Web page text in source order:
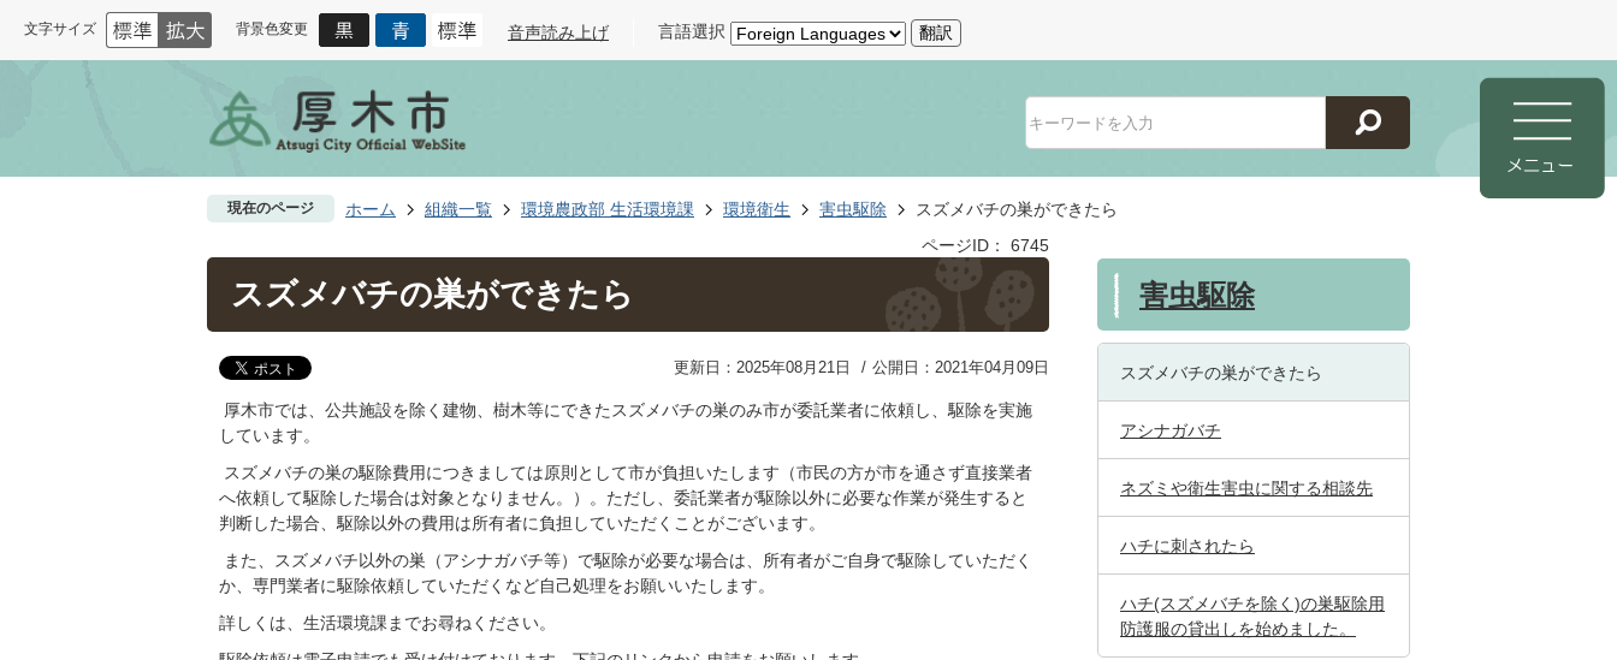
文字サイズ 背景色変更 音声読み上げ 言語選択 翻訳
現在のページ ホーム 組織一覧 環境農政部 生活環境課 環境衛生 害虫駆除
スズメバチの巣ができたら
ページID：
6745
スズメバチの巣ができたら
更新日：2025年08月21日 公開日：2021年04月09日
厚木市では、公共施設を除く建物、樹木等にできたスズメバチの巣のみ市が委託業者に依頼し、駆除を実施
しています。
スズメバチの巣の駆除費用につきましては原則として市が負担いたします（市民の方が市を通さず直接業者
へ依頼して駆除した場合は対象となりません。）。ただし、委託業者が駆除以外に必要な作業が発生すると
判断した場合、駆除以外の費用は所有者に負担していただくことがございます。
また、スズメバチ以外の巣（アシナガバチ等）で駆除が必要な場合は、所有者がご自身で駆除していただく
か、専門業者に駆除依頼していただくなど自己処理をお願いいたします。
詳しくは、生活環境課までお尋ねください。
害虫駆除
スズメバチの巣ができたら
アシナガバチ
ネズミや衛生害虫に関する相談先
ハチに刺されたら
ハチ(スズメバチを除く)の巣駆除用
防護服の貸出しを始めました。